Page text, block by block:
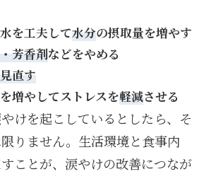
を工夫して水分の摂取量を増やす
芳香剤などをやめる
見直す
増やしてストレスを軽減させる
けを起こしているとしたら、そ
りません。生活環境と食事内
ことが、涙やけの改善につなが